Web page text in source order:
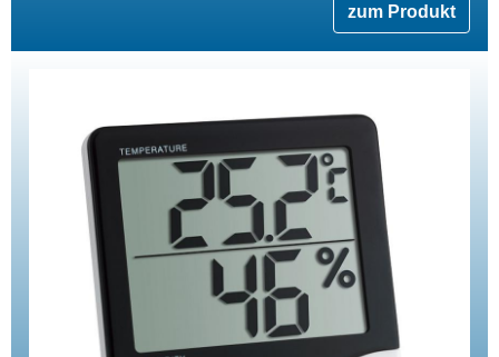
zum Produkt